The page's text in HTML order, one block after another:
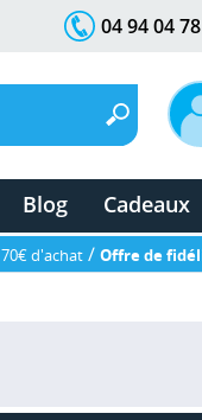
04 94 04
Blog Cadeaux
d'achat / Offre de